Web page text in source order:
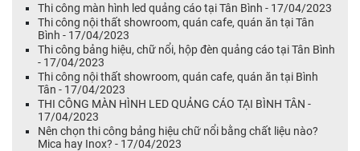
Thi công màn hình led quảng cáo tại Tân Bình - 17/04/2023
Thi công nội thất showroom, quán cafe, quán ăn tại Tân
Bình - 17/04/2023
Thi công bảng hiệu, chữ nổi, hộp đèn quảng cáo tại Tân Bình
- 17/04/2023
Thi công nội thất showroom, quán cafe, quán ăn tại Bình
Tân - 17/04/2023
THI CÔNG MÀN HÌNH LED QUẢNG CÁO TẠI BÌNH TÂN -
17/04/2023
Nên chọn thi công bảng hiệu chữ nổi bằng chất liệu nào?
Mica hay Inox? - 17/04/2023